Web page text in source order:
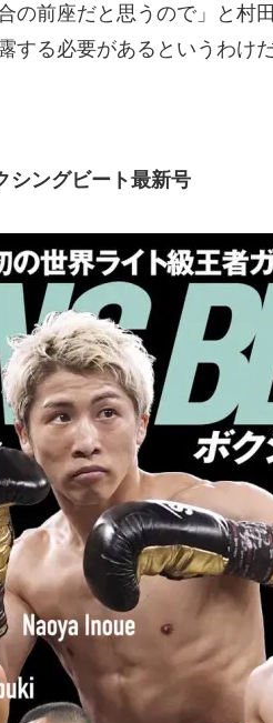
前座だと思うので」と村
る必要があるというわけ
シングビート最新号